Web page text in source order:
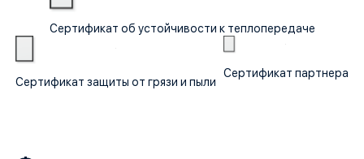
Сертификат об устойчивости к теплопередаче
Сертификат защиты от грязи и пыли
Сертификат партнера